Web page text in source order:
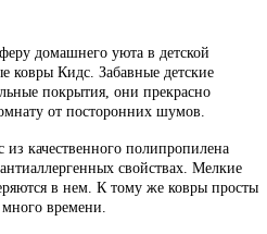
домашнего уюта в детской
ковры Кидс. Забавные детские
покрытия, они прекрасно
от посторонних шумов.
качественного полипропилена
свойствах. Мелкие
в нем. К тому же ковры просты
времени.